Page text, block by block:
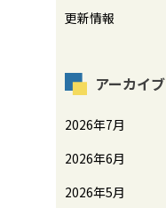
更新情報
アーカイブ
2026年7月
2026年6月
2026年5月